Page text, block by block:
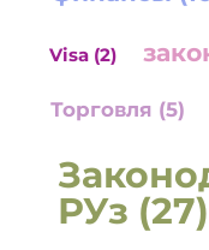
Visa (2)
Торговля (5)
РУз (27)